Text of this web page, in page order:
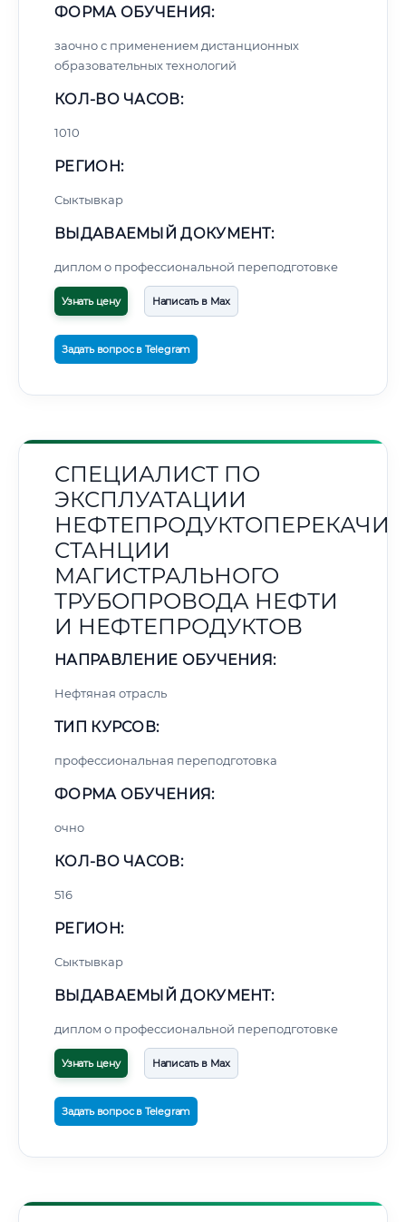
ФОРМА ОБУЧЕНИЯ:
заочно с применением дистанционных
образовательных технологий
КОЛ-ВО ЧАСОВ:
1010
РЕГИОН:
Сыктывкар
ВЫДАВАЕМЫЙ ДОКУМЕНТ:
диплом о профессиональной переподготовке
Узнать цену Написать в Max
Задать вопрос в Telegram
СПЕЦИАЛИСТ ПО
ЭКСПЛУАТАЦИИ
СТАНЦИИ
МАГИСТРАЛЬНОГО
ТРУБОПРОВОДА НЕФТИ
И НЕФТЕПРОДУКТОВ
НАПРАВЛЕНИЕ ОБУЧЕНИЯ:
Нефтяная отрасль
ТИП КУРСОВ:
профессиональная переподготовка
ФОРМА ОБУЧЕНИЯ:
очно
КОЛ-ВО ЧАСОВ:
516
РЕГИОН:
Сыктывкар
ВЫДАВАЕМЫЙ ДОКУМЕНТ:
диплом о профессиональной переподготовке
Узнать цену Написать в Max
Задать вопрос в Telegram